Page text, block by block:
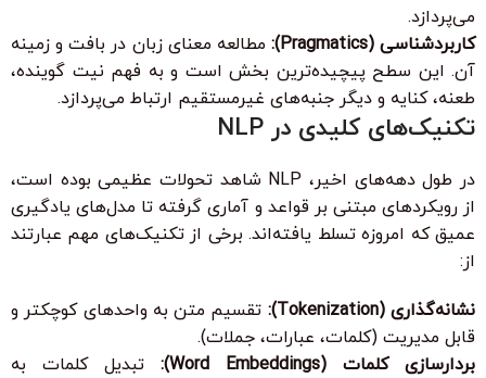
می‌پردازد.
کاربردشناسی (Pragmatics):
مطالعه معنای زبان در بافت و زمینه
آن. این سطح پیچیده‌ترین بخش است و به فهم نیت گوینده،
طعنه، کنایه و دیگر جنبه‌های غیرمستقیم ارتباط می‌پردازد.
تکنیک‌های کلیدی در NLP
در طول دهه‌های اخیر، NLP شاهد تحولات عظیمی بوده است،
از رویکردهای مبتنی بر قواعد و آماری گرفته تا مدل‌های یادگیری
عمیق که امروزه تسلط یافته‌اند. برخی از تکنیک‌های مهم عبارتند
از:
نشانه‌گذاری (Tokenization):
تقسیم متن به واحدهای کوچکتر و
قابل مدیریت (کلمات، عبارات، جملات).
بردارسازی کلمات (Word Embeddings):
تبدیل کلمات به